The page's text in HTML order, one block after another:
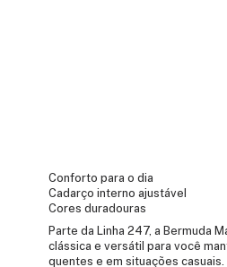
Conforto para o dia
Cadarço interno ajustável
Cores duradouras
Parte da Linha 247, a Bermuda
clássica e versátil para você
quentes e em situações